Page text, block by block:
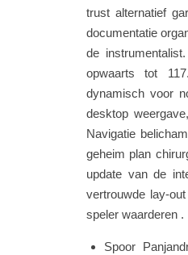
trust alternatief
documentatie
de
opwaarts tot
dynamisch voor
desktop
Navigatie
geheim plan
update van de
vertrouwde lay-
speler waarderen .
Spoor